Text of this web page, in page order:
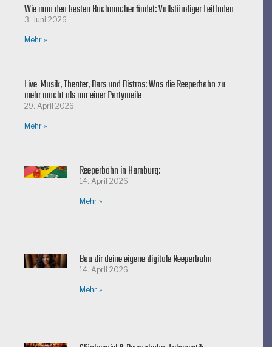
Wie man den besten Buchmacher findet: Vollständiger Leitfaden
3. Juni 2026
Mehr »
Live-Musik, Theater, Bars und Bistros: Was die Reeperbahn zu
mehr macht als nur einer Partymeile
29. April 2026
Mehr »
Reeperbahn in Hamburg:
14. April 2026
Mehr »
Bau dir deine eigene digitale Reeperbahn
14. April 2026
Mehr »